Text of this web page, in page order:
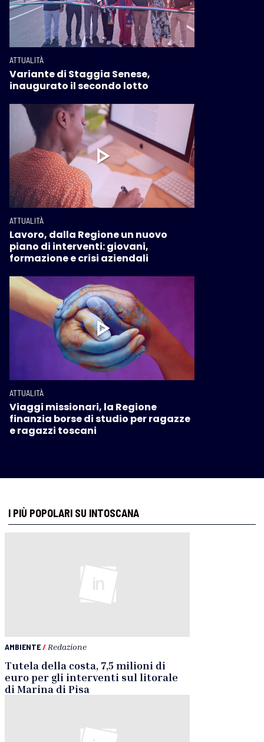
ATTUALITÀ
Variante di Staggia Senese,
inaugurato il secondo lotto
ATTUALITÀ
Lavoro, dalla Regione un nuovo
piano di interventi: giovani,
formazione e crisi aziendali
ATTUALITÀ
Viaggi missionari, la Regione
finanzia borse di studio per ragazze
e ragazzi toscani
I PIÙ POPOLARI SU INTOSCANA
AMBIENTE/ Redazione
Tutela della costa, 7,5 milioni di
euro per gli interventi sul litorale
di Marina di Pisa